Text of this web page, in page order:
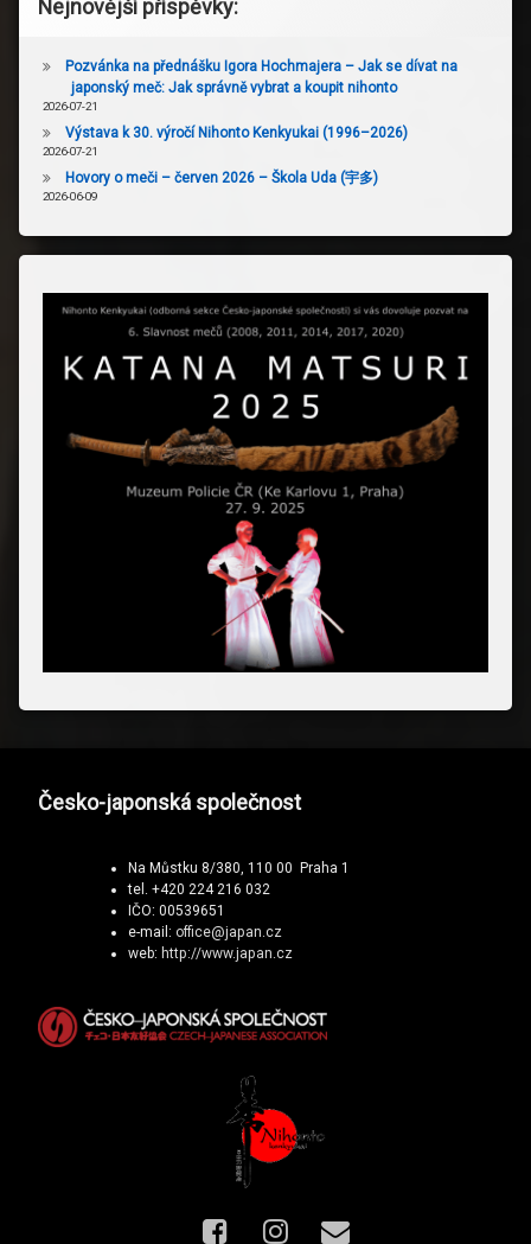
Nejnovější příspěvky:
Pozvánka na přednášku Igora Hochmajera – Jak se dívat na
japonský meč: Jak správně vybrat a koupit nihonto
2026-07-21
Výstava k 30. výročí Nihonto Kenkyukai (1996–2026)
2026-07-21
Hovory o meči – červen 2026 – Škola Uda (宇多)
2026-06-09
Česko-japonská společnost
Na Můstku 8/380, 110 00 Praha 1
tel. +420 224 216 032
IČO: 00539651
e-mail: office@japan.cz
web: http://www.japan.cz